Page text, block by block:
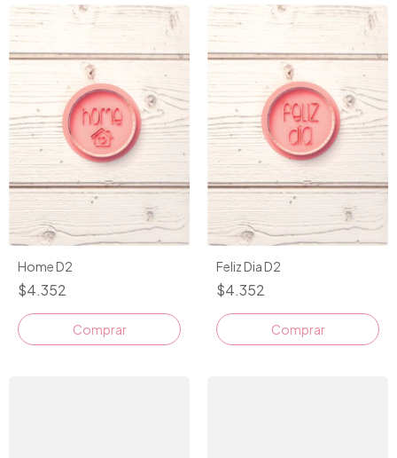
Home D2
$4.352
Comprar
Feliz Dia D2
$4.352
Comprar